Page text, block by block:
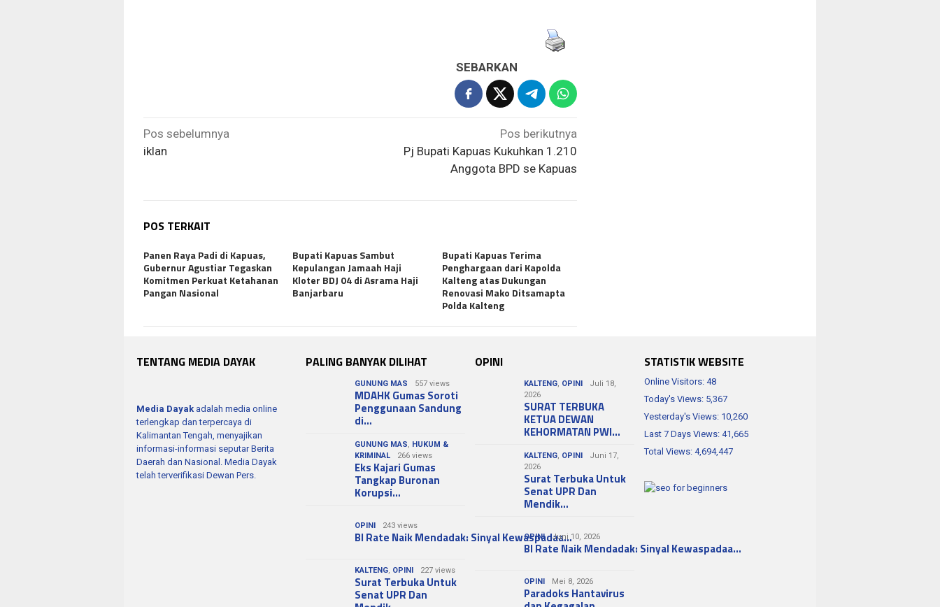
SEBARKAN
Navigasi
pos
Pos sebelumnya
iklan
Pos berikutnya
Pj Bupati Kapuas Kukuhkan 1.210
Anggota BPD se Kapuas
POS TERKAIT
Panen Raya Padi di Kapuas,
Gubernur Agustiar Tegaskan
Komitmen Perkuat Ketahanan
Pangan Nasional
Bupati Kapuas Sambut
Kepulangan Jamaah Haji
Kloter BDJ 04 di Asrama Haji
Banjarbaru
Bupati Kapuas Terima
Penghargaan dari Kapolda
Kalteng atas Dukungan
Renovasi Mako Ditsamapta
Polda Kalteng
TENTANG MEDIA DAYAK
Media Dayak adalah media online
terlengkap dan terpercaya di
Kalimantan Tengah, menyajikan
informasi-informasi seputar Berita
Daerah dan Nasional. Media Dayak
telah terverifikasi Dewan Pers.
PALING BANYAK DILIHAT
GUNUNG MAS 557 views
MDAHK Gumas Soroti
Penggunaan Sandung
di…
GUNUNG MAS
HUKUM &
KRIMINAL
266 views
Eks Kajari Gumas
Tangkap Buronan
Korupsi…
OPINI 243 views
BI Rate Naik Mendadak: Sinyal Kewaspadaa…
KALTENG OPINI 227 views
Surat Terbuka Untuk
Senat UPR Dan
OPINI
KALTENG OPINI
Juli 18,
2026
SURAT TERBUKA
KETUA DEWAN
KEHORMATAN PWI…
KALTENG OPINI
Juni 17,
2026
Surat Terbuka Untuk
Senat UPR Dan
Mendik…
OPINI Juni 10, 2026
BI Rate Naik Mendadak: Sinyal Kewaspadaa…
OPINI Mei 8, 2026
Paradoks Hantavirus
STATISTIK WEBSITE
Online Visitors: 48
Today's Views: 5,367
Yesterday's Views: 10,260
Last 7 Days Views: 41,665
Total Views: 4,694,447